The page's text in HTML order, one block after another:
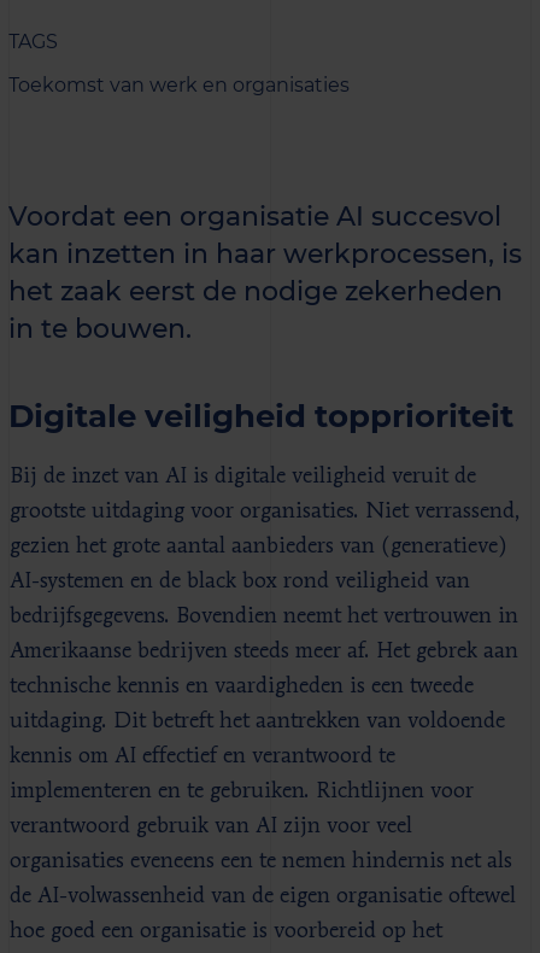
TAGS
Toekomst van werk en organisaties
Voordat een organisatie AI succesvol
kan inzetten in haar werkprocessen, is
het zaak eerst de nodige zekerheden
in te bouwen.
Digitale veiligheid topprioriteit
Bij de inzet van AI is digitale veiligheid veruit de
grootste uitdaging voor organisaties. Niet verrassend,
gezien het grote aantal aanbieders van (generatieve)
AI-systemen en de black box rond veiligheid van
bedrijfsgegevens. Bovendien neemt het vertrouwen in
Amerikaanse bedrijven steeds meer af. Het gebrek aan
technische kennis en vaardigheden is een tweede
uitdaging. Dit betreft het aantrekken van voldoende
kennis om AI effectief en verantwoord te
implementeren en te gebruiken. Richtlijnen voor
verantwoord gebruik van AI zijn voor veel
organisaties eveneens een te nemen hindernis net als
de AI-volwassenheid van de eigen organisatie oftewel
hoe goed een organisatie is voorbereid op het